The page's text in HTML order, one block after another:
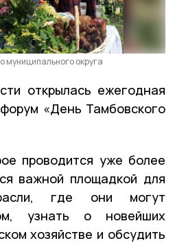
округа
открылась ежегодная
«День Тамбовского
проводится уже более
важной площадкой для
где они могут
узнать о новейших
хозяйстве и обсудить